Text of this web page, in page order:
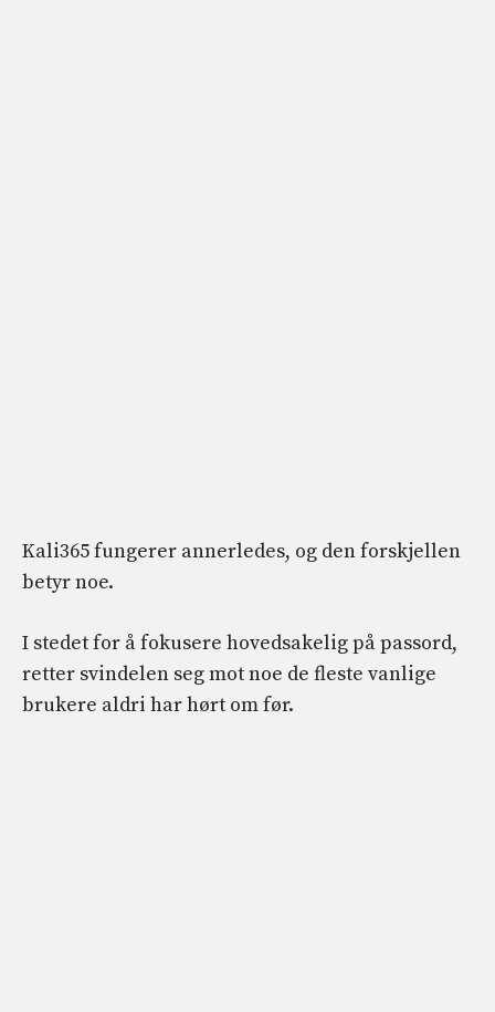
Kali365 fungerer annerledes, og den forskjellen
betyr noe.
I stedet for å fokusere hovedsakelig på passord,
retter svindelen seg mot noe de fleste vanlige
brukere aldri har hørt om før.